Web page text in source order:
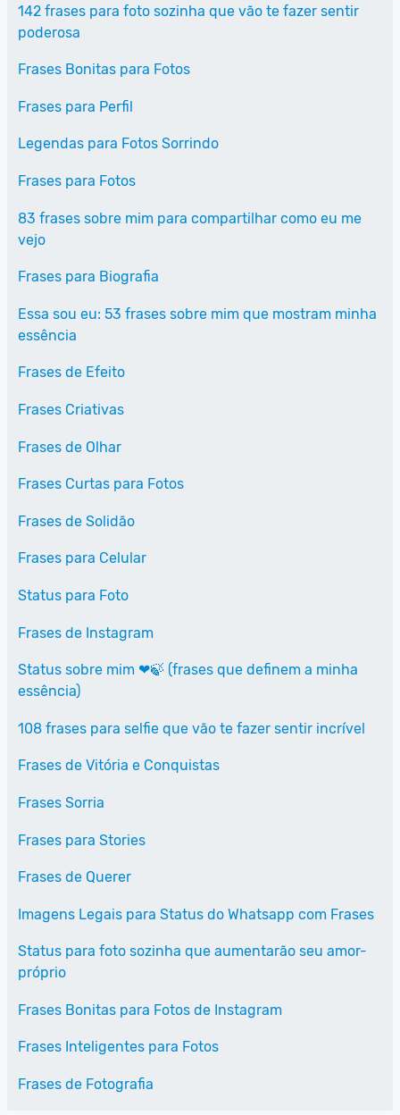
142 frases para foto sozinha que vão te fazer sentir
poderosa
Frases Bonitas para Fotos
Frases para Perfil
Legendas para Fotos Sorrindo
Frases para Fotos
83 frases sobre mim para compartilhar como eu me
vejo
Frases para Biografia
Essa sou eu: 53 frases sobre mim que mostram minha
essência
Frases de Efeito
Frases Criativas
Frases de Olhar
Frases Curtas para Fotos
Frases de Solidão
Frases para Celular
Status para Foto
Frases de Instagram
Status sobre mim ❤🍃 (frases que definem a minha
essência)
108 frases para selfie que vão te fazer sentir incrível
Frases de Vitória e Conquistas
Frases Sorria
Frases para Stories
Frases de Querer
Imagens Legais para Status do Whatsapp com Frases
Status para foto sozinha que aumentarão seu amor-
próprio
Frases Bonitas para Fotos de Instagram
Frases Inteligentes para Fotos
Frases de Fotografia